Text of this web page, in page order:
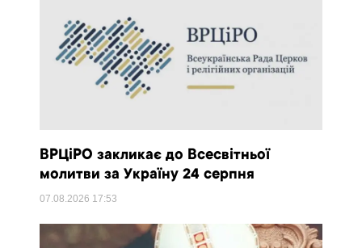
ВРЦіРО закликає до Всесвітньої
молитви за Україну 24 серпня
07.08.2026 17:53